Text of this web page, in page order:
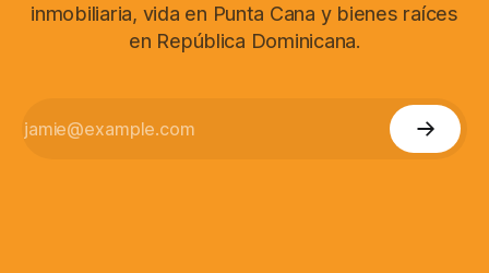
inmobiliaria, vida en Punta Cana y bienes raíces
en República Dominicana.